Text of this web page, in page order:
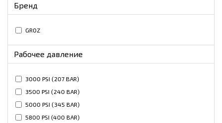
Бренд
GROZ
Рабочее давление
3000 PSI (207 BAR)
3500 PSI (240 BAR)
5000 PSI (345 BAR)
5800 PSI (400 BAR)